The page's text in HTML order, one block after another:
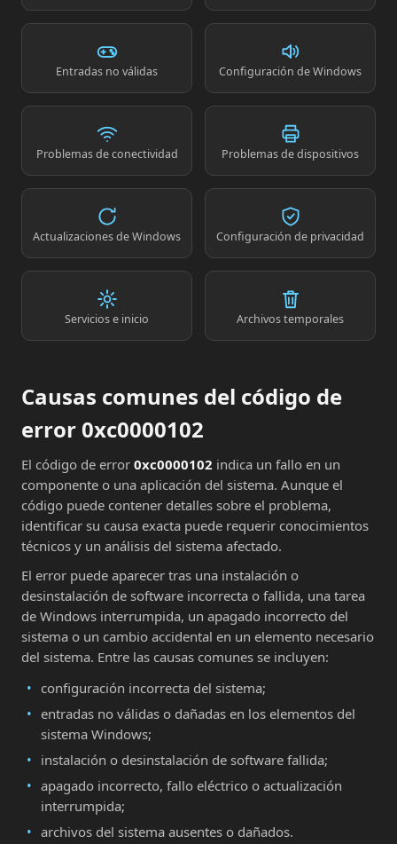
Entradas no válidas Configuración de Windows
Problemas de conectividad Problemas de dispositivos
Actualizaciones de Windows Configuración de privacidad
Servicios e inicio Archivos temporales
Causas comunes del código de
error 0xc0000102
El código de error 0xc0000102 indica un fallo en un
componente o una aplicación del sistema. Aunque el
código puede contener detalles sobre el problema,
identificar su causa exacta puede requerir conocimientos
técnicos y un análisis del sistema afectado.
El error puede aparecer tras una instalación o
desinstalación de software incorrecta o fallida, una tarea
de Windows interrumpida, un apagado incorrecto del
sistema o un cambio accidental en un elemento necesario
del sistema. Entre las causas comunes se incluyen:
configuración incorrecta del sistema;
entradas no válidas o dañadas en los elementos del
sistema Windows;
instalación o desinstalación de software fallida;
apagado incorrecto, fallo eléctrico o actualización
interrumpida;
archivos del sistema ausentes o dañados.